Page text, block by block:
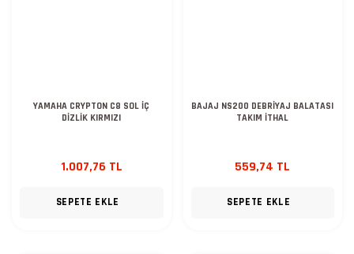
YAMAHA CRYPTON C8 SOL İÇ
DİZLİK KIRMIZI
1.007,76 TL
SEPETE EKLE
BAJAJ NS200 DEBRİYAJ BALATASI
TAKIM İTHAL
559,74 TL
SEPETE EKLE